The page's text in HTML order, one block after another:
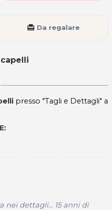
card_giftcard Da regalare
presso "Tagli e Dettagli" a
nei dettagli... 15 anni di